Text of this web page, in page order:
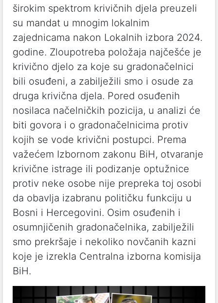
širokim spektrom krivičnih djela preuzeli
su mandat u mnogim lokalnim
zajednicama nakon Lokalnih izbora 2024.
godine. Zloupotreba položaja najčešće je
krivično djelo za koje su gradonačelnici
bili osuđeni, a zabilježili smo i osude za
druga krivična djela. Pored osuđenih
nosilaca načelničkih pozicija, u analizi će
biti govora i o gradonačelnicima protiv
kojih se vode krivični postupci. Prema
važećem Izbornom zakonu BiH, otvaranje
krivične istrage ili podizanje optužnice
protiv neke osobe nije prepreka toj osobi
da obavlja izabranu političku funkciju u
Bosni i Hercegovini. Osim osuđenih i
osumnjičenih gradonačelnika, zabilježili
smo prekršaje i nekoliko novčanih kazni
koje je izrekla Centralna izborna komisija
BiH.